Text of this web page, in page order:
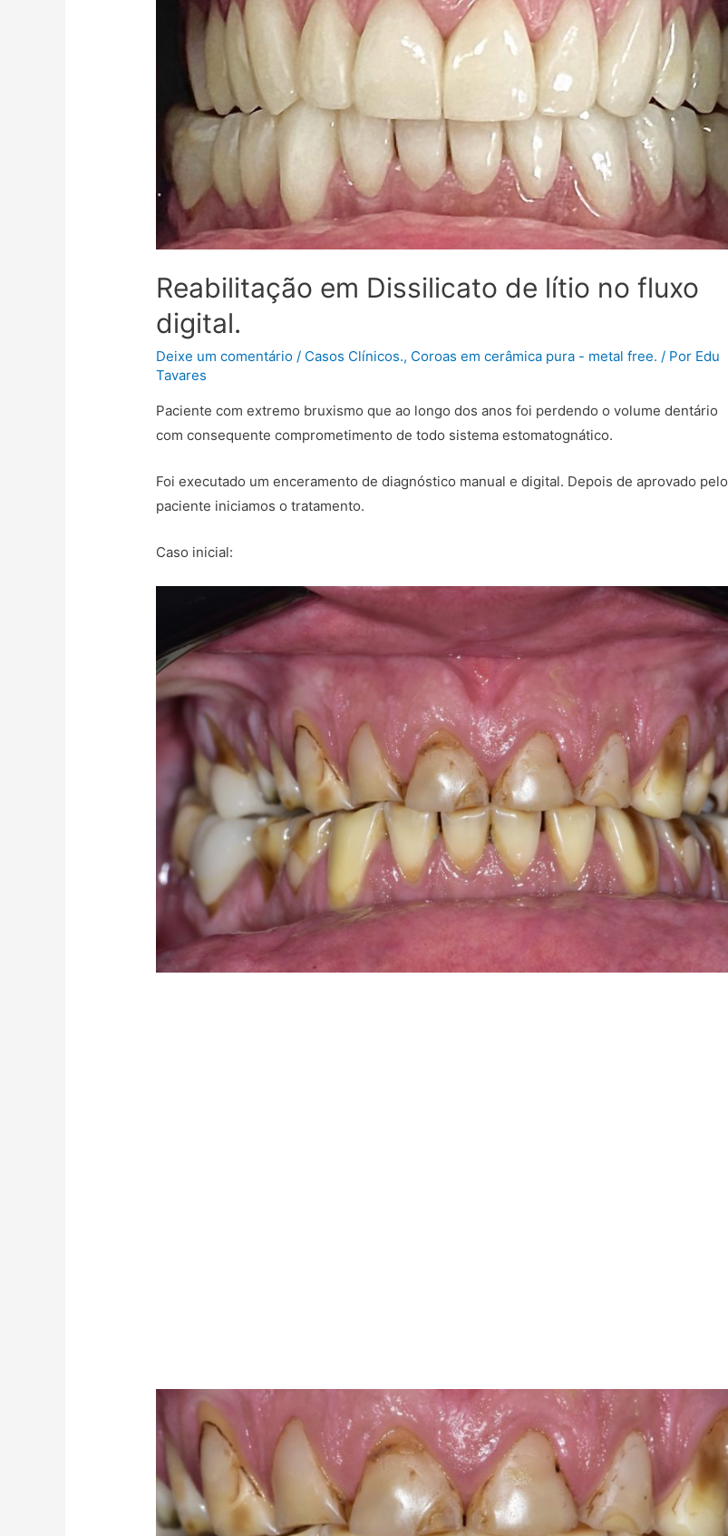
Reabilitação em Dissilicato de lítio no fluxo
digital.
Deixe um comentário / Casos Clínicos., Coroas em cerâmica pura - metal free. / Por Edu
Tavares
Paciente com extremo bruxismo que ao longo dos anos foi perdendo o volume dentário
com consequente comprometimento de todo sistema estomatognático.
Foi executado um enceramento de diagnóstico manual e digital. Depois de aprovado pelo
paciente iniciamos o tratamento.
Caso inicial: